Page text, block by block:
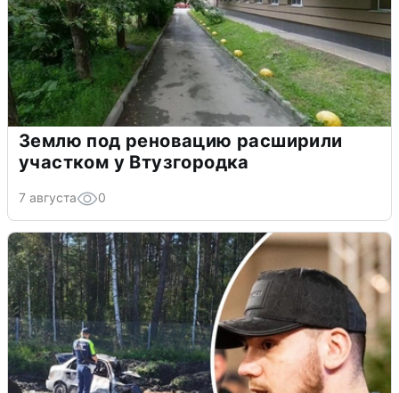
Землю под реновацию расширили
участком у Втузгородка
7 августа 0